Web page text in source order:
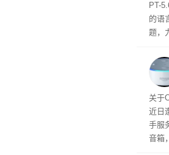
PT-
的语
题，
美元
关于
近日
手服
音箱